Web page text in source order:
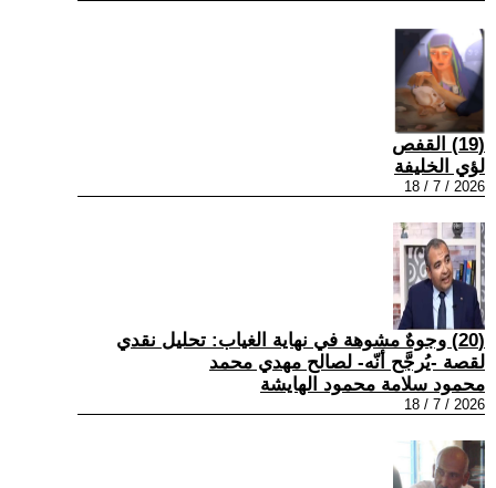
(19) القفص
لؤي الخليفة
2026 / 7 / 18
(20) وجوهٌ مشوهة في نهاية الغياب: تحليل نقدي
لقصة -يُرجَّح أنّه- لصالح مهدي محمد
محمود سلامة محمود الهايشة
2026 / 7 / 18